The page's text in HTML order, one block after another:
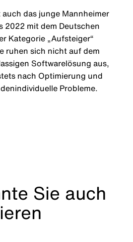
das junge Mannheimer
2022 mit dem Deutschen
Kategorie „Aufsteiger“
ruhen sich nicht auf dem
Softwarelösung aus,
nach Optimierung und
Probleme.
Sie auch